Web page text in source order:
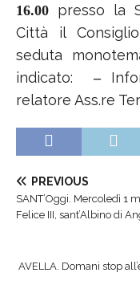
16.00 presso la
Città il
seduta
indicato:–
relatore Ass.re
PREVIOUS
SANT’Oggi. Mercoledì 1
Felice III, sant’Albino di
AVELLA. Domani stop